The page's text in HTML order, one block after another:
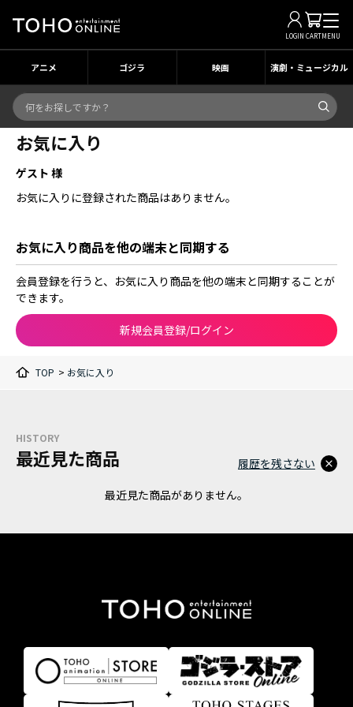
LOGIN CARTMENU
アニメ ゴジラ 映画 演劇・ミュージカル
お気に入り
ゲスト 様
お気に入りに登録された商品はありません。
お気に入り商品を他の端末と同期する
会員登録を行うと、お気に入り商品を他の端末と同期することが
できます。
新規会員登録/ログイン
TOP > お気に入り
HISTORY
最近見た商品
最近見た商品がありません。
履歴を残さない